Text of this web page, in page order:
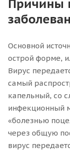
Причины
Основной
острой форме,
Вирус
самый
капельный, со
инфекционный
«болезнью
через общую
вирус